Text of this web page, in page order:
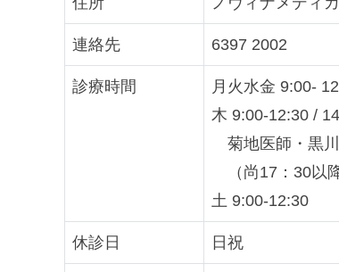
連絡先 6397 2002
診療時間
月火水金 9:00-
木 9:00-12:30 /
菊地医師・黒
（尚17：30以
土 9:00-12:30
休診日 日祝